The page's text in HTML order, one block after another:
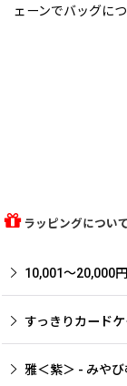
ェーンでバッグに
ラッピングについ
10,001〜20,000円
すっきりカードケ
雅＜紫＞ - みや